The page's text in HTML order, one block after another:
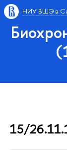
НИУ ВШЭ в
15/